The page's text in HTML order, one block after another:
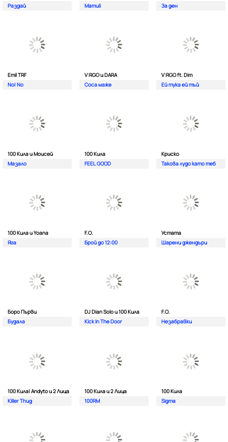
Раздай
Mamuli
За ден
Emil TRF
No| No
V:RGO и DARA
Соса маже
V:RGO ft. Dim
Ей тука ей тъй
100 Кила и Моисей
Мазало
100 Кила
FEEL GOOD
Криско
Такова лудо като теб
100 Кила и Yoana
Яга
F.O.
Брой до 12:00
Устата
Шарени джендъри
Боро Първи
Будала
DJ Dian Solo и 100 Кила
Kick In The Door
F.O.
Незабравки
100 Кила| Andyto и 2 Лица
Killer Thug
100 Кила и 2 Лица
100RM
100 Кила
Sigma